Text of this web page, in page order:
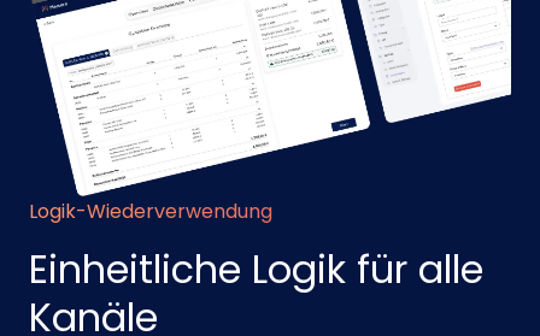
Logik-Wiederverwendung
Einheitliche Logik für alle
Kanäle